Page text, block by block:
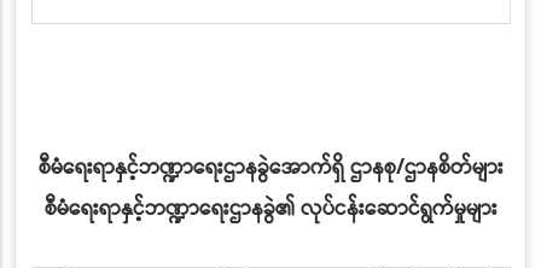
စီမံရေးရာနှင့်ဘဏ္ဍာရေးဌာနခွဲအောက်ရှိ ဌာနစု/ဌာနစိတ်များ
စီမံရေးရာနှင့်ဘဏ္ဍာရေးဌာနခွဲ၏ လုပ်ငန်းဆောင်ရွက်မှုများ